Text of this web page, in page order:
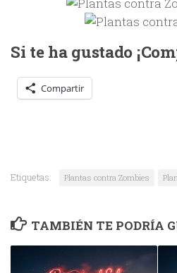
Si te ha gustado
Compartir
Etiquetas: Plantas contra Zombies
TAMBIÉN TE PODRÍA